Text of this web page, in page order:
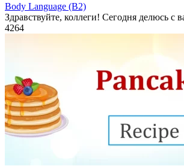
Body Language (B2)
Здравствуйте, коллеги! Сегодня делюсь с
4264